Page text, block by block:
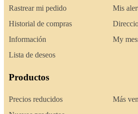
Rastrear mi pedido
Historial de compras
Información
Lista de deseos
Mis
My
Productos
Precios reducidos
Más